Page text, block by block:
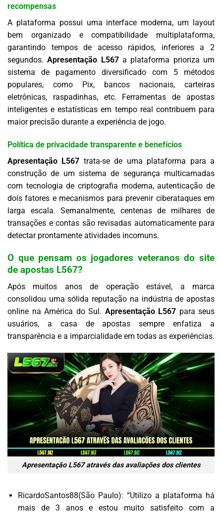
recompensas
A plataforma possui uma interface moderna, um layout
bem organizado e compatibilidade multiplataforma,
garantindo tempos de acesso rápidos, inferiores a 2
segundos. Apresentação L567a plataforma prioriza um
sistema de pagamento diversificado com 5 métodos
populares, como Pix, bancos nacionais, carteiras
eletrônicas, raspadinhas, etc. Ferramentas de apostas
inteligentes e estatísticas em tempo real contribuem para
maior precisão durante a experiência de jogo.
Política de privacidade transparente e benefícios
Apresentação L567 trata-se de uma plataforma para a
construção de um sistema de segurança multicamadas
com tecnologia de criptografia moderna, autenticação de
dois fatores e mecanismos para prevenir ciberataques em
larga escala. Semanalmente, centenas de milhares de
transações e contas são revisadas automaticamente para
detectar prontamente atividades incomuns.
O que pensam os jogadores veteranos do site
de apostas L567?
Após muitos anos de operação estável, a marca
consolidou uma sólida reputação na indústria de apostas
online na América do Sul. Apresentação L567 para seus
usuários, a casa de apostas sempre enfatiza a
transparência e a imparcialidade em todas as experiências.
Apresentação L567 através das avaliações dos clientes
RicardoSantos88(São Paulo): “Utilizo a plataforma há
mais de 3 anos e estou muito satisfeito com a